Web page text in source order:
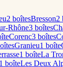
2 boîtesBresson2
Rhône3 boîtes
Corenc3 boîtes
sGranieu1 boîte
1 boîteLa
1 boîteLes Deux